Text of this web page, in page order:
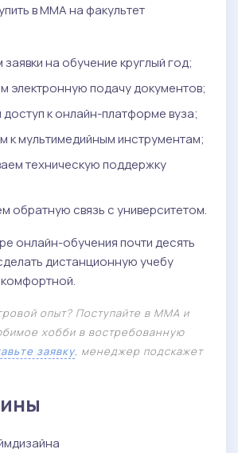
в ММА на факультет
на обучение круглый год;
электронную подачу документов;
доступ к онлайн-платформе вуза;
к мультимедийным инструментам;
техническую поддержку
обратную связь с университетом.
онлайн-обучения почти десять
дистанционную учебу
опыт? Поступайте в ММА и
хобби в востребованную
заявку, менеджер подскажет